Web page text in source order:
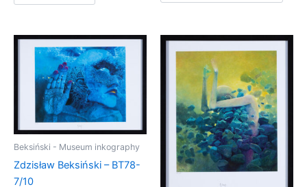
Beksiński - Museum inkography
Zdzisław Beksiński – BT78-
7/10